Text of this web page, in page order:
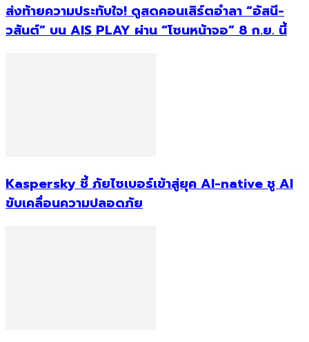
ส่งท้ายความประทับใจ! ดูสดคอนเสิร์ตอำลา “อัสนี-
วสันต์” บน AIS PLAY ผ่าน “โซนหน้าจอ” 8 ก.ย. นี้
Kaspersky ชี้ ภัยไซเบอร์เข้าสู่ยุค AI-native ชู AI
ขับเคลื่อนความปลอดภัย